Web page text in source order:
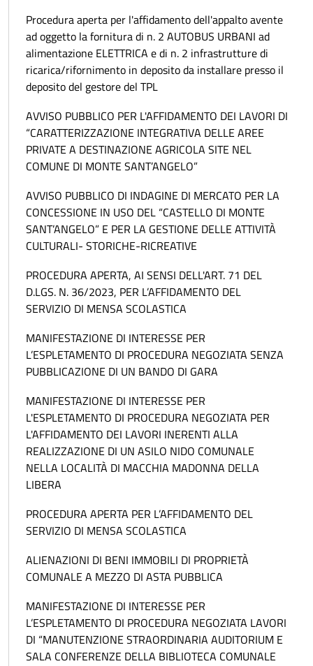
Procedura aperta per l'affidamento dell'appalto avente
ad oggetto la fornitura di n. 2 AUTOBUS URBANI ad
alimentazione ELETTRICA e di n. 2 infrastrutture di
ricarica/rifornimento in deposito da installare presso il
deposito del gestore del TPL
AVVISO PUBBLICO PER L'AFFIDAMENTO DEI LAVORI DI
“CARATTERIZZAZIONE INTEGRATIVA DELLE AREE
PRIVATE A DESTINAZIONE AGRICOLA SITE NEL
COMUNE DI MONTE SANT’ANGELO”
AVVISO PUBBLICO DI INDAGINE DI MERCATO PER LA
CONCESSIONE IN USO DEL “CASTELLO DI MONTE
SANT’ANGELO” E PER LA GESTIONE DELLE ATTIVITÀ
CULTURALI- STORICHE-RICREATIVE
PROCEDURA APERTA, AI SENSI DELL'ART. 71 DEL
D.LGS. N. 36/2023, PER L’AFFIDAMENTO DEL
SERVIZIO DI MENSA SCOLASTICA
MANIFESTAZIONE DI INTERESSE PER
L’ESPLETAMENTO DI PROCEDURA NEGOZIATA SENZA
PUBBLICAZIONE DI UN BANDO DI GARA
MANIFESTAZIONE DI INTERESSE PER
L'ESPLETAMENTO DI PROCEDURA NEGOZIATA PER
L'AFFIDAMENTO DEI LAVORI INERENTI ALLA
REALIZZAZIONE DI UN ASILO NIDO COMUNALE
NELLA LOCALITÀ DI MACCHIA MADONNA DELLA
LIBERA
PROCEDURA APERTA PER L’AFFIDAMENTO DEL
SERVIZIO DI MENSA SCOLASTICA
ALIENAZIONI DI BENI IMMOBILI DI PROPRIETÀ
COMUNALE A MEZZO DI ASTA PUBBLICA
MANIFESTAZIONE DI INTERESSE PER
L’ESPLETAMENTO DI PROCEDURA NEGOZIATA LAVORI
DI “MANUTENZIONE STRAORDINARIA AUDITORIUM E
SALA CONFERENZE DELLA BIBLIOTECA COMUNALE